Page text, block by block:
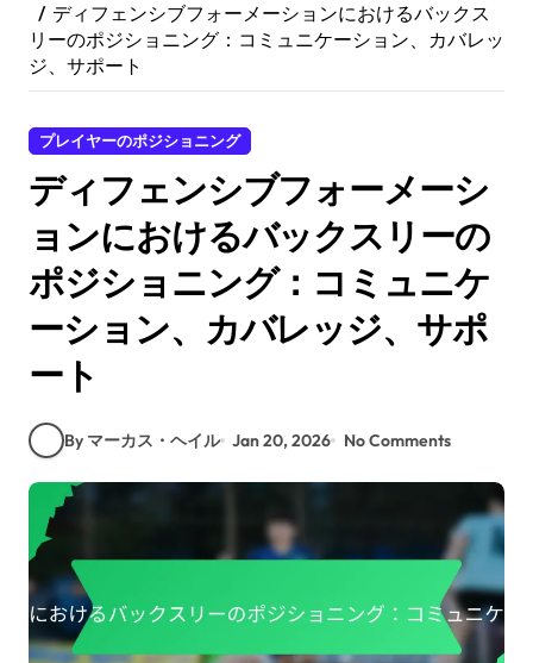
ディフェンシブフォーメーションにおけるバックス
リーのポジショニング：コミュニケーション、カバレッ
ジ、サポート
プレイヤーのポジショニング
ディフェンシブフォーメーシ
ョンにおけるバックスリーの
ポジショニング：コミュニケ
ーション、カバレッジ、サポ
ート
By マーカス・ヘイル Jan 20, 2026 No Comments